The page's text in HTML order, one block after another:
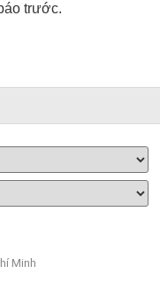
trước.
Minh